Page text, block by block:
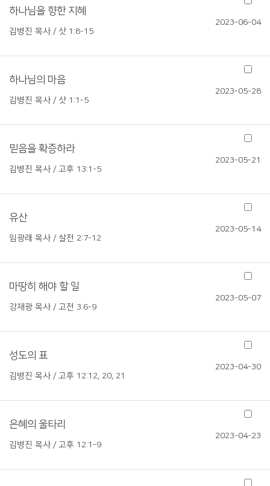
하나님을 향한 지혜
김병진 목사 / 삿 1:8-15
2023-06-04
하나님의 마음
김병진 목사 / 삿 1:1-5
2023-05-28
믿음을 확증하라
김병진 목사 / 고후 13:1-5
2023-05-21
유산
임광래 목사 / 살전 2:7-12
2023-05-14
마땅히 해야 할 일
강재광 목사 / 고전 3:6-9
2023-05-07
성도의 표
김병진 목사 / 고후 12:12, 20, 21
2023-04-30
은혜의 울타리
김병진 목사 / 고후 12:1-9
2023-04-23